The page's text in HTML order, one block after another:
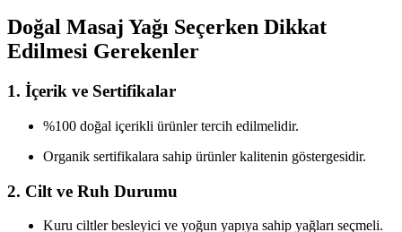
Doğal Masaj Yağı Seçerken Dikkat
Edilmesi Gerekenler
1. İçerik ve Sertifikalar
%100 doğal içerikli ürünler tercih edilmelidir.
Organik sertifikalara sahip ürünler kalitenin göstergesidir.
2. Cilt ve Ruh Durumu
Kuru ciltler besleyici ve yoğun yapıya sahip yağları seçmeli.